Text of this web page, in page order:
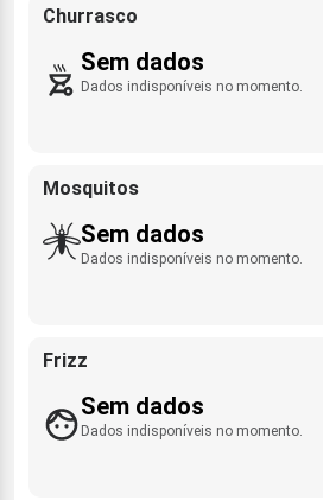
Churrasco
Sem dados
Dados indisponíveis no momento.
Mosquitos
Sem dados
Dados indisponíveis no momento.
Frizz
Sem dados
Dados indisponíveis no momento.